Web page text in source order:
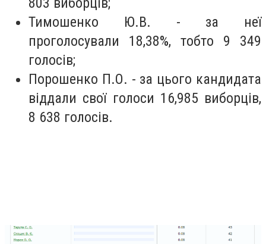
Тимошенко Ю.В. - за неї
проголосували 18,38%, тобто 9 349
голосів;
Порошенко П.О. - за цього кандидата
віддали свої голоси 16,985 виборців,
8 638 голосів.